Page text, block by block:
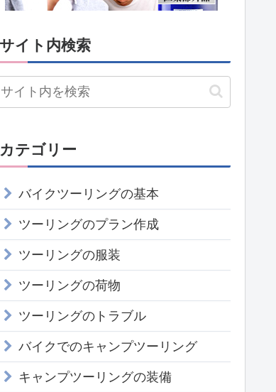
サイト内検索
カテゴリー
バイクツーリングの基本
ツーリングのプラン作成
ツーリングの服装
ツーリングの荷物
ツーリングのトラブル
バイクでのキャンプツーリング
キャンプツーリングの装備